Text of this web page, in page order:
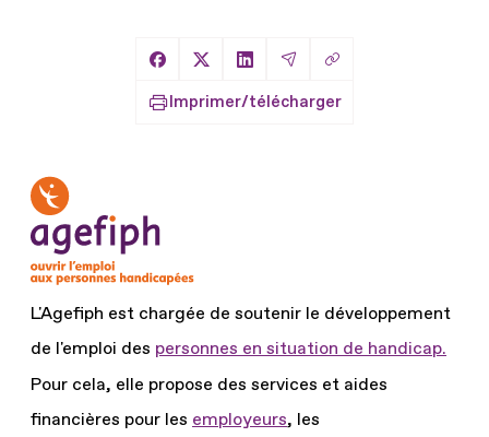
Partager sur Facebook
Partager sur X
Partager sur LinkedIn
Partager par Email
Copier le lien
Imprimer/télécharger
L'Agefiph est chargée de soutenir le développement
de l'emploi des personnes en situation de handicap.
Pour cela, elle propose des services et aides
financières pour les employeurs, les